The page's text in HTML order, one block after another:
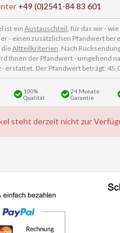
+49 (0)2541-84 83 601
ist einAustauschteil, für das wir -
- einen zusätzlichen Pfandwert
dieAltteilkriterien. Nach
Ihnen der Pfandwert - umgehend
- erstattet. Der Pfandwert beträgt:
100%
Qualität
24 Monate
Garantie
steht derzeit nicht zur